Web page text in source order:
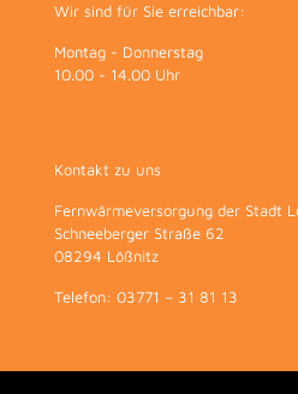
Wir sind für Sie erreichbar:
Montag - Donnerstag
10.00 - 14.00 Uhr
Kontakt zu uns
Fernwärmeversorgung der Stadt
Schneeberger Straße 62
08294 Lößnitz
Telefon: 03771 – 31 81 13